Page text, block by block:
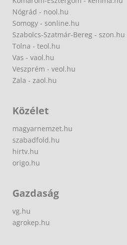
Nógrád - nool.hu
Somogy - sonline.hu
Szabolcs-Szatmár-Bereg - szon.hu
Tolna - teol.hu
Vas - vaol.hu
Veszprém - veol.hu
Zala - zaol.hu
Közélet
magyarnemzet.hu
szabadfold.hu
hirtv.hu
origo.hu
Gazdaság
vg.hu
agrokep.hu